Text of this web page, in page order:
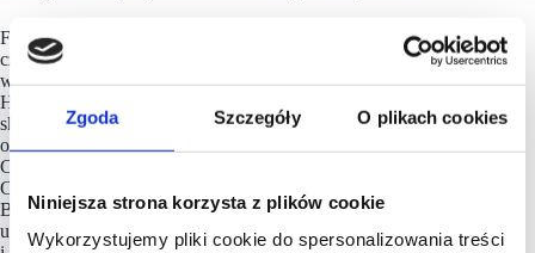
Zgoda Szczegóły O plikach cookies
Niniejsza strona korzysta z plików cookie
Wykorzystujemy pliki cookie do spersonalizowania treści
FirmaRituals
powstała w 2000 roku w Amsterdamie i od tego
czasu została uznanym światowym ekspertem w branży
w ponad 36 krajach, w metropoliach, takich jak Londyn, Paryż,
Hongkong czy Nowy Jork, posiadając łącznie ponad 1000
sklepów, 3000 punktów w ramach shop-in-shop
oraz 5 obiektów spa. Dzięki podejściu opartemu o trzy filary:
Czystość, Świadomość i Troskę, (Clean, Conscious and
Caring) Rituals została dumnym posiadaczem certyfikacji
B CorporationTM. Marka jest oddana temu, by nieustannie
ulepszać swój wpływ w kwestiach społecznych